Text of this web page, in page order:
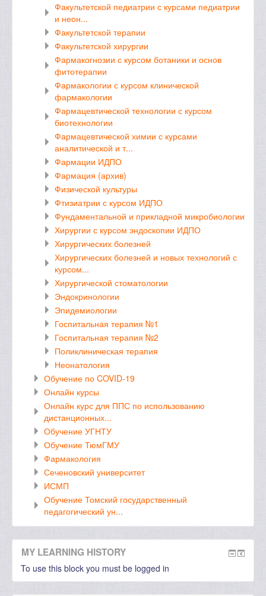
Факультетской педиатрии с курсами педиатрии
и неон...
Факультетской терапии
Факультетской хирургии
Фармакогнозии с курсом ботаники и основ
фитотерапии
Фармакологии с курсом клинической
фармакологии
Фармацевтической технологии с курсом
биотехнологии
Фармацевтической химии с курсами
аналитической и т...
Фармации ИДПО
Фармация (архив)
Физической культуры
Фтизиатрии с курсом ИДПО
Фундаментальной и прикладной микробиологии
Хирургии с курсом эндоскопии ИДПО
Хирургических болезней
Хирургических болезней и новых технологий с
курсом...
Хирургической стоматологии
Эндокринологии
Эпидемиологии
Госпитальная терапия №1
Госпитальная терапия №2
Поликлиническая терапия
Неонатология
Обучение по COVID-19
Онлайн курсы
Онлайн курс для ППС по использованию
дистанционных...
Обучение УГНТУ
Обучение ТюмГМУ
Фармакология
Сеченовский университет
ИСМП
Обучение Томский государственный
педагогический ун...
MY LEARNING HISTORY
To use this block you must be logged in